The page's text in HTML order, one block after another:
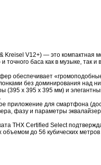
Kreisel V12+) — это
точного баса как в музыке, так
обеспечивает
без доминирования над
(395 x 395 x 395 мм) и
приложение для смартфона
фазу и параметры
THX Certified Select
до 56 кубических